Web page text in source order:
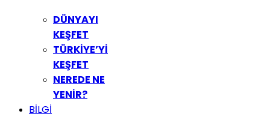
DÜNYAYI
KEŞFET
TÜRKİYE’Yİ
KEŞFET
NEREDE NE
YENİR?
BİLGİ